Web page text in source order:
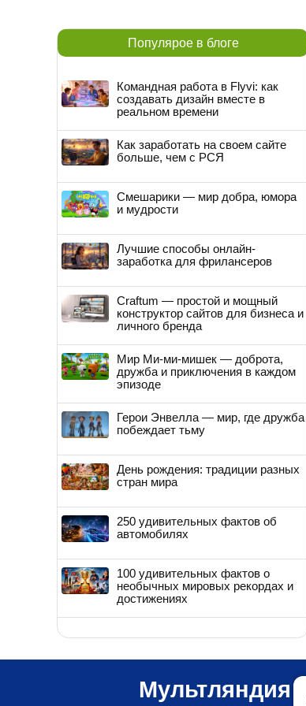
Популярое в блоге
Командная работа в Flyvi: как
создавать дизайн вместе в
реальном времени
Как заработать на своем сайте
больше, чем с РСЯ
Смешарики — мир добра, юмора
и мудрости
Лучшие способы онлайн-
заработка для фрилансеров
Craftum — простой и мощный
конструктор сайтов для бизнеса и
личного бренда
Мир Ми-ми-мишек — доброта,
дружба и приключения в каждом
эпизоде
Герои Энвелла — мир, где дружба
побеждает тьму
День рождения: традиции разных
стран мира
250 удивительных фактов об
автомобилях
100 удивительных фактов о
необычных мировых рекордах и
достижениях
Мультляндия